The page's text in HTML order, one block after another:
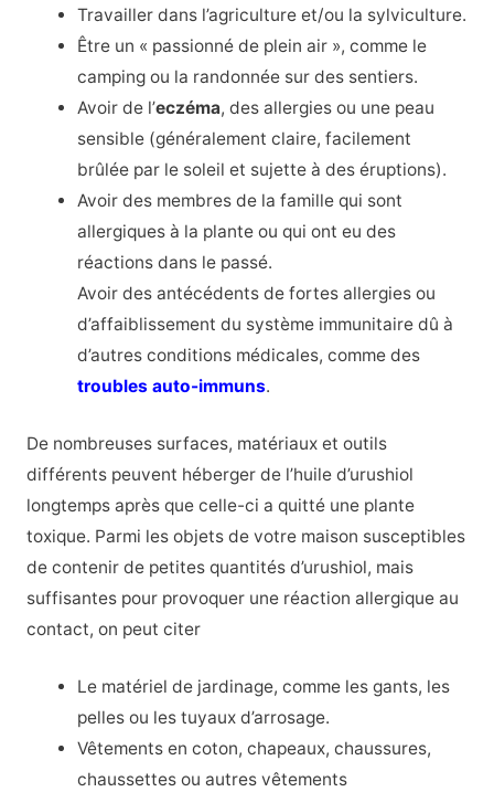
Travailler dans l’agriculture et/ou la sylviculture.
Être un « passionné de plein air », comme le
camping ou la randonnée sur des sentiers.
Avoir de l’eczéma, des allergies ou une peau
sensible (généralement claire, facilement
brûlée par le soleil et sujette à des éruptions).
Avoir des membres de la famille qui sont
allergiques à la plante ou qui ont eu des
réactions dans le passé.
Avoir des antécédents de fortes allergies ou
d’affaiblissement du système immunitaire dû à
d’autres conditions médicales, comme des
troubles auto-immuns.
De nombreuses surfaces, matériaux et outils
différents peuvent héberger de l’huile d’urushiol
longtemps après que celle-ci a quitté une plante
toxique. Parmi les objets de votre maison susceptibles
de contenir de petites quantités d’urushiol, mais
suffisantes pour provoquer une réaction allergique au
contact, on peut citer
Le matériel de jardinage, comme les gants, les
pelles ou les tuyaux d’arrosage.
Vêtements en coton, chapeaux, chaussures,
chaussettes ou autres vêtements